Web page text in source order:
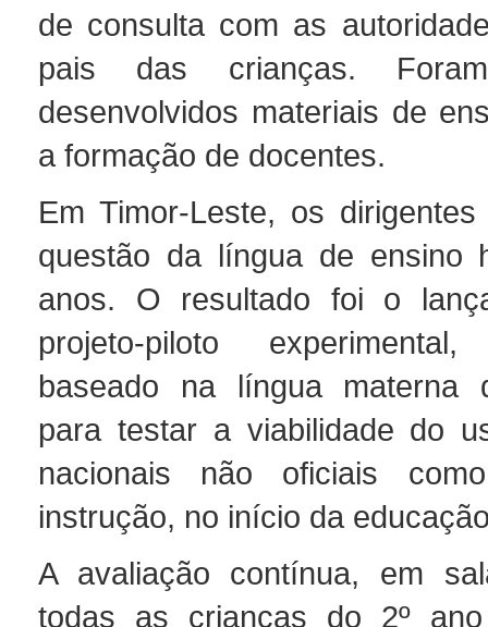
de consulta com as
pais das crianças.
desenvolvidos materiais de
a formação de docentes.
Em Timor-Leste, os
questão da língua de ensino
anos. O resultado foi o
projeto-piloto
baseado na língua materna
para testar a viabilidade do
nacionais não oficiais
instrução, no início da
A avaliação contínua, em
todas as crianças do 2º